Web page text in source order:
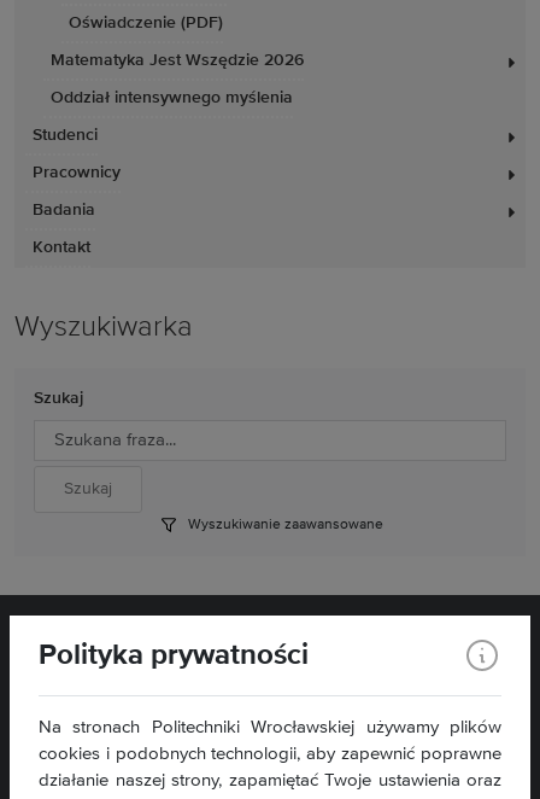
Oświadczenie (PDF)
Matematyka Jest Wszędzie 2026
Oddział intensywnego myślenia
Studenci
Pracownicy
Badania
Kontakt
Wyszukiwarka
Szukaj
Wyszukiwanie zaawansowane
Wydział Matematyki
Wybrzeże Wyspiańskiego 27
Polityka prywatności
Na stronach Politechniki Wrocławskiej używamy plików
cookies i podobnych technologii, aby zapewnić poprawne
działanie naszej strony, zapamiętać Twoje ustawienia oraz